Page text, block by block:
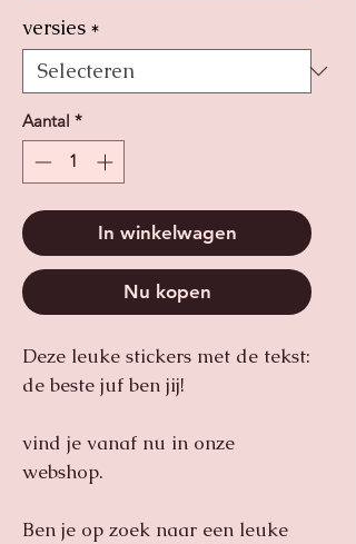
versies *
Aantal *
In winkelwagen
Nu kopen
Deze leuke stickers met de tekst:
de beste juf ben jij!
vind je vanaf nu in onze
webshop.
Ben je op zoek naar een leuke